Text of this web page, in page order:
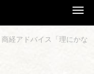
N
v
g
商経アドバイス「理にかな